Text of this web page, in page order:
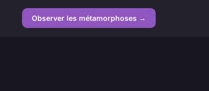
Observer les métamorphoses →